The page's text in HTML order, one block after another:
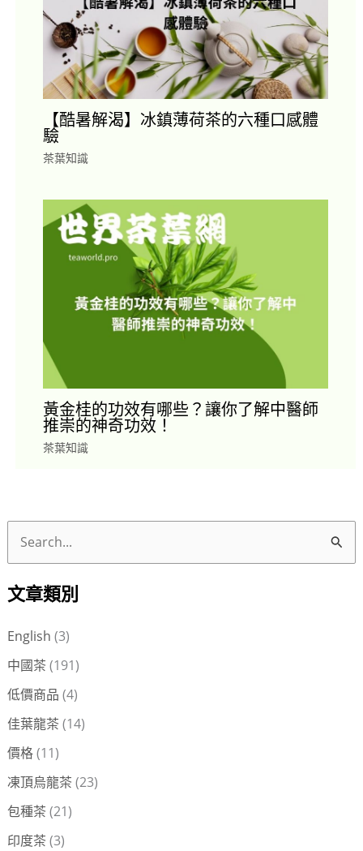
【酷暑解渴】冰鎮薄荷茶的六種口感體
驗
茶葉知識
黃金桂的功效有哪些？讓你了解中醫師
推崇的神奇功效！
茶葉知識
關
:
文章類別
English (3)
中國茶 (191)
低價商品 (4)
佳葉龍茶 (14)
價格(11)
凍頂烏龍茶 (23)
包種茶 (21)
印度茶 (3)